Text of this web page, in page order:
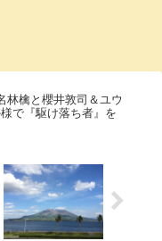
林檎と櫻井敦司＆ユウ
で『駆け落ち者』を